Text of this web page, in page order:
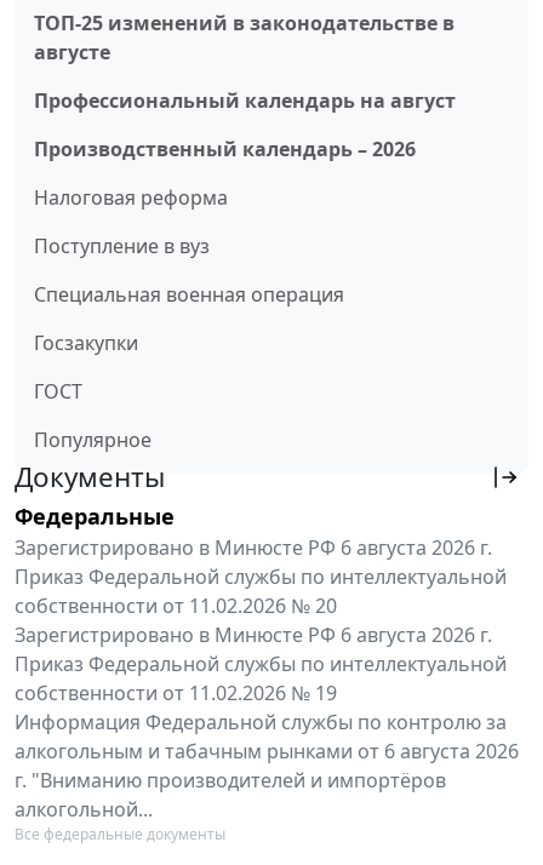
ТОП-25 изменений в законодательстве в
августе
Профессиональный календарь на август
Производственный календарь – 2026
Налоговая реформа
Поступление в вуз
Специальная военная операция
Госзакупки
ГОСТ
Популярное
Документы
Федеральные
Зарегистрировано в Минюсте РФ 6 августа 2026 г.
Приказ Федеральной службы по интеллектуальной
собственности от 11.02.2026 № 20
Зарегистрировано в Минюсте РФ 6 августа 2026 г.
Приказ Федеральной службы по интеллектуальной
собственности от 11.02.2026 № 19
Информация Федеральной службы по контролю за
алкогольным и табачным рынками от 6 августа 2026
г. "Вниманию производителей и импортёров
алкогольной...
Все федеральные документы